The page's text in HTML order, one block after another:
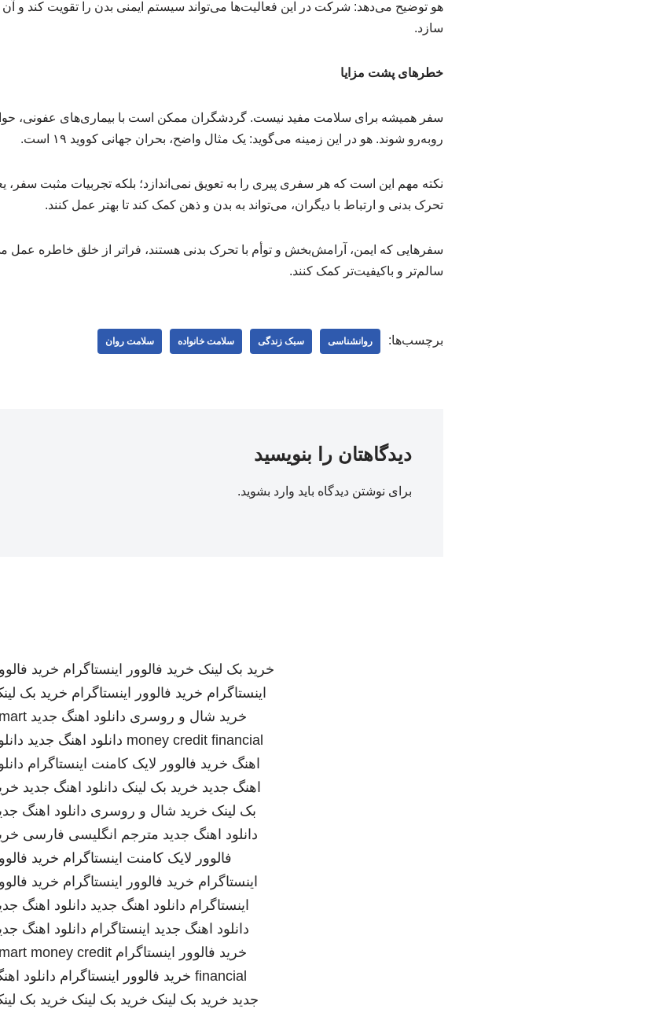
هو توضیح می‌دهد: شرکت در این فعالیت‌ها می‌تواند سیستم ایمنی بدن را تقویت کند و آن
سازد.
خطرهای پشت مزایا
سفر همیشه برای سلامت مفید نیست. گردشگران ممکن است با بیماری‌های عفونی،
روبه‌رو شوند. هو در این زمینه می‌گوید: یک مثال واضح، بحران جهانی کووید ۱۹ است.
نکته مهم این است که هر سفری پیری را به تعویق نمی‌اندازد؛ بلکه تجربیات مثبت سفر،
تحرک بدنی و ارتباط با دیگران، می‌تواند به بدن و ذهن کمک کند تا بهتر عمل کنند.
سفرهایی که ایمن، آرامش‌بخش و توأم با تحرک بدنی هستند، فراتر از خلق خاطره عمل
سالم‌تر و باکیفیت‌تر کمک کنند.
برچسب‌ها: روانشناسی سبک زندگی سلامت خانواده سلامت روان
دیدگاهتان را بنویسید
برای نوشتن دیدگاه باید وارد بشوید.
خرید بک لینک خرید فالوور اینستاگرام خرید
اینستاگرام خرید فالوور اینستاگرام خرید بک
خرید شال و روسری دانلود اهنگ جدید
money credit financial دانلود اهنگ جدید
اهنگ خرید فالوور لایک کامنت اینستاگرام
اهنگ جدید خرید بک لینک دانلود اهنگ جدید
بک لینک خرید شال و روسری دانلود اهنگ
دانلود اهنگ جدید مترجم انگلیسی فارسی
فالوور لایک کامنت اینستاگرام خرید
اینستاگرام خرید فالوور اینستاگرام خرید
اینستاگرام دانلود اهنگ جدید دانلود اهنگ
دانلود اهنگ جدید اینستاگرام دانلود اهنگ
خرید فالوور اینستاگرام money credit
financial خرید فالوور اینستاگرام دانلود
جدید خرید بک لینک خرید بک لینک خرید بک